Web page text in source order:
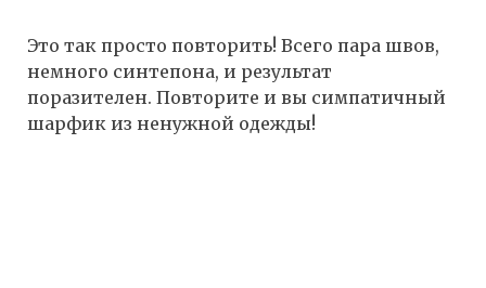
Это так просто повторить! Всего пара швов,
немного синтепона, и результат
поразителен. Повторите и вы симпатичный
шарфик из ненужной одежды!